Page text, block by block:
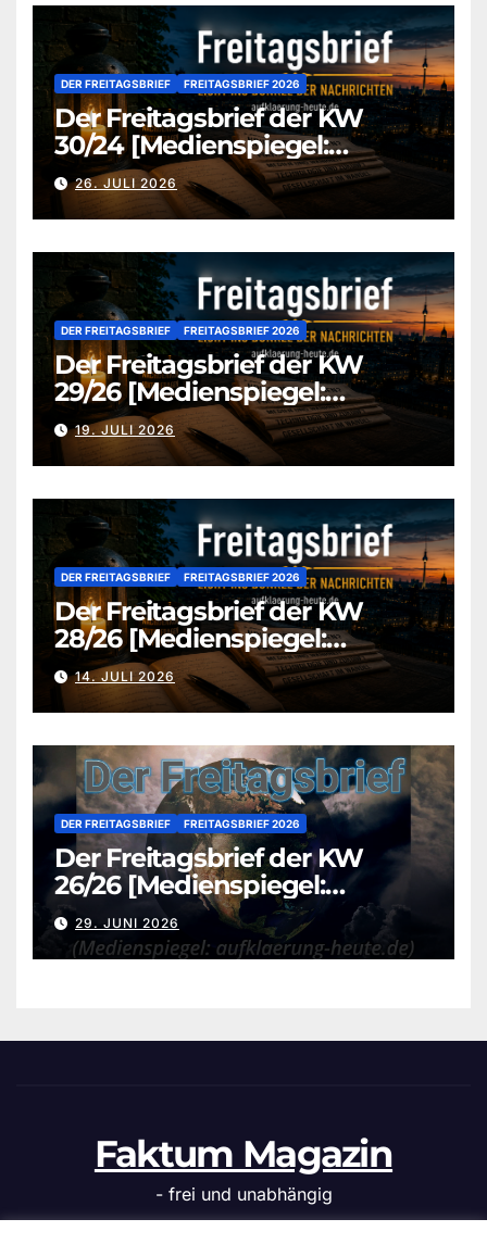
DER FREITAGSBRIEF FREITAGSBRIEF 2026
Der Freitagsbrief der KW
30/24 [Medienspiegel:
aufklaerung-heute-de]
26. JULI 2026
DER FREITAGSBRIEF FREITAGSBRIEF 2026
Der Freitagsbrief der KW
29/26 [Medienspiegel:
aufklaerung-heute.de]
19. JULI 2026
DER FREITAGSBRIEF FREITAGSBRIEF 2026
Der Freitagsbrief der KW
28/26 [Medienspiegel:
aufklaerung-heute.de]
14. JULI 2026
DER FREITAGSBRIEF FREITAGSBRIEF 2026
Der Freitagsbrief der KW
26/26 [Medienspiegel:
aufklaerung-heute.de]
29. JUNI 2026
Faktum Magazin
- frei und unabhängig